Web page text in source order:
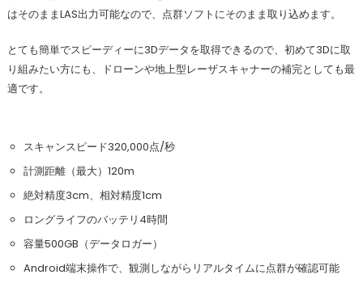
はそのままLAS出力可能なので、点群ソフトにそのまま取り込めます。
とても簡単でスピーディーに3Dデータを取得できるので、初めて3Dに取
り組みたい方にも、ドローンや地上型レーザスキャナーの補完としても最
適です。
スキャンスピード320,000点/秒
計測距離（最大）120m
絶対精度3cm、相対精度1cm
ロングライフのバッテリ4時間
容量500GB（データロガー）
Android端末操作で、観測しながらリアルタイムに点群が確認可能